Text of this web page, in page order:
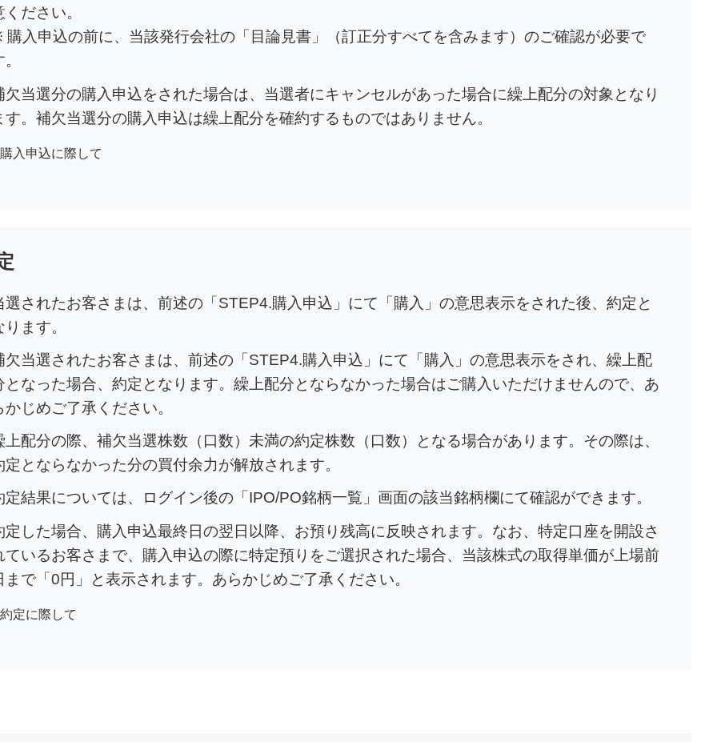
ください。
購入申込の前に、当該発行会社の「目論見書」（訂正分すべてを含みます）のご確認が必要で
欠当選分の購入申込をされた場合は、当選者にキャンセルがあった場合に繰上配分の対象となり
す。補欠当選分の購入申込は繰上配分を確約するものではありません。
購入申込に際して
選されたお客さまは、前述の「STEP4.購入申込」にて「購入」の意思表示をされた後、約定と
ります。
欠当選されたお客さまは、前述の「STEP4.購入申込」にて「購入」の意思表示をされ、繰上配
となった場合、約定となります。繰上配分とならなかった場合はご購入いただけませんので、あ
かじめご了承ください。
上配分の際、補欠当選株数（口数）未満の約定株数（口数）となる場合があります。その際は、
定とならなかった分の買付余力が解放されます。
定結果については、ログイン後の「IPO/PO銘柄一覧」画面の該当銘柄欄にて確認ができます。
定した場合、購入申込最終日の翌日以降、お預り残高に反映されます。なお、特定口座を開設さ
ているお客さまで、購入申込の際に特定預りをご選択された場合、当該株式の取得単価が上場前
まで「0円」と表示されます。あらかじめご了承ください。
約定に際して